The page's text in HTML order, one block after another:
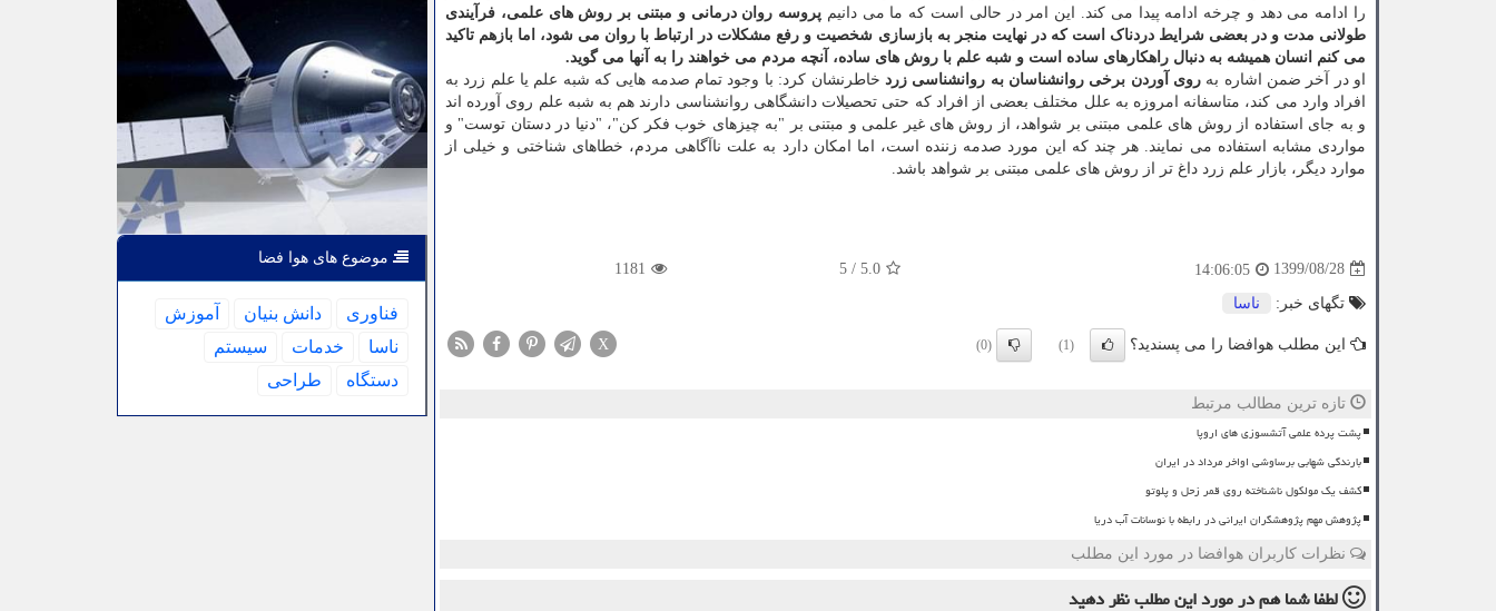
را ادامه می دهد و چرخه ادامه پیدا می کند. این امر در حالی است که ما می دانیم پروسه روان درمانی و مبتنی بر روش های علمی، فرآیندی
طولانی مدت و در بعضی شرایط دردناک است که در نهایت منجر به بازسازی شخصیت و رفع مشکلات در ارتباط با روان می شود، اما بازهم تاکید
می کنم انسان همیشه به دنبال راهکارهای ساده است و شبه علم با روش های ساده، آنچه مردم می خواهند را به آنها می گوید.
او در آخر ضمن اشاره بهروی آوردن برخی روانشناسان به روانشناسی زرد خاطرنشان کرد: با وجود تمام صدمه هایی که شبه علم یا علم زرد به
افراد وارد می کند، متاسفانه امروزه به علل مختلف بعضی از افراد که حتی تحصیلات دانشگاهی روانشناسی دارند هم به شبه علم روی آورده اند
و به جای استفاده از روش های علمی مبتنی بر شواهد، از روش های غیر علمی و مبتنی بر "به چیزهای خوب فکر کن"، "دنیا در دستان توست" و
مواردی مشابه استفاده می نمایند. هر چند که این مورد صدمه زننده است، اما امکان دارد به علت ناآگاهی مردم، خطاهای شناختی و خیلی از
موارد دیگر، بازار علم زرد داغ تر از روش های علمی مبتنی بر شواهد باشد.
1399/08/28
14:06:05
5.0
/
5
1181
تگهای خبر: ناسا
این مطلب هوافضا را می پسندید؟ (1)
(0)
X
تازه ترین مطالب مرتبط
پشت پرده علمی آتشسوزی های اروپا
بارندگی شهابی برساوشی اواخر مرداد در ایران
کشف یک مولکول ناشناخته روی قمر زحل و پلوتو
پژوهش مهم پژوهشگران ایرانی در رابطه با نوسانات آب دریا
نظرات کاربران هوافضا در مورد این مطلب
لطفا شما همدر مورد این مطلبنظر دهید
موضوع های هوا فضا
فناوری دانش بنیان
آموزش
ناسا
خدمات
سیستم
دستگاه
طراحی